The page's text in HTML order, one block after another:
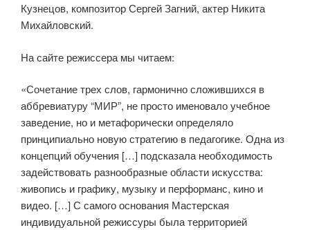
Кузнецов, композитор Сергей Загний, актер Никита
Михайловский.
На сайте режиссера мы читаем:
«Сочетание трех слов, гармонично сложившихся в
аббревиатуру “МИР”, не просто именовало учебное
заведение, но и метафорически определяло
принципиально новую стратегию в педагогике. Одна из
концепций обучения […] подсказала необходимость
задействовать разнообразные области искусства:
живопись и графику, музыку и перформанс, кино и
видео. […] С самого основания Мастерская
индивидуальной режиссуры была территорией